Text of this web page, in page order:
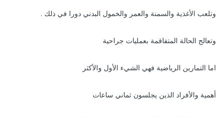
وتلعب الأغذية والسمنة والعمر والخمول البدني دورا في ذلك .
وتعالج الحالة المتفاقمة بعمليات جراحية
اما التمارين الرياضية فهي الشيء الأول والأكثر
أهمية والأفراد الذين يجلسون ثماني ساعات